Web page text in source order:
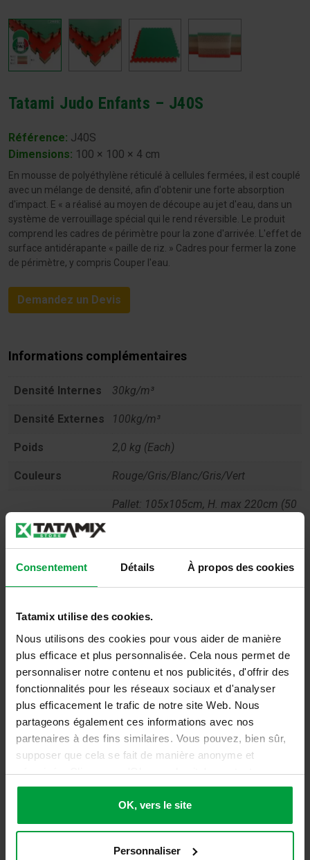
Consentement Détails À propos des cookies
Tatamix utilise des cookies.
Nous utilisons des cookies pour vous aider de manière
plus efficace et plus personnalisée. Cela nous permet de
personnaliser notre contenu et nos publicités, d'offrir des
fonctionnalités pour les réseaux sociaux et d'analyser
plus efficacement le trafic de notre site Web. Nous
partageons également ces informations avec nos
partenaires à des fins similaires. Vous pouvez, bien sûr,
supposer que cela se fait de manière anonyme et
sécurisée. Cliquez sur 'Ok, vers le site' pour tout
accepter ou ajustez manuellement vos préférences.
OK, vers le site
Personnaliser
Tatami Judo Enfants – J40S
Référence: J40S
Dimensions: 100 × 100 × 4 cm
En mousse de polyéthylène réticulé à cellules fermées, il est couplé
avec un mélange de densité, afin d'obtenir une forte absorption
d'impact. E « a réalisé au moyen de découpe au jet d'eau, dans un
système de verrouillage spécial qui le rend réversible. Le produit
comprend les cadres de périmètre pour la zone d'arrivée. L'effet de
surface antidérapante « paille de riz. » Cadres pour fermer la zone
de périmètre, y compris Couper l'eau.
Demandez un Devis
Informations complémentaires
Densité Internes 30kg/m³
Densité Externes 100kg/m³
Poids 2,0 kg (Each)
Couleurs Rouge/Gris/Blanc/Gris/Vert
Conditionnement
Pallet: 105x105cm, H. max 220cm (50
Toxicité Non toxique selon EN71
Reach Respecter le règlement REACH
Absorption des
chocs
UNI EN 1177 HIC 1000mm
Usage Playful, Judo for children
PEUT-ÊTRE AUSSI INTÉRESSANT